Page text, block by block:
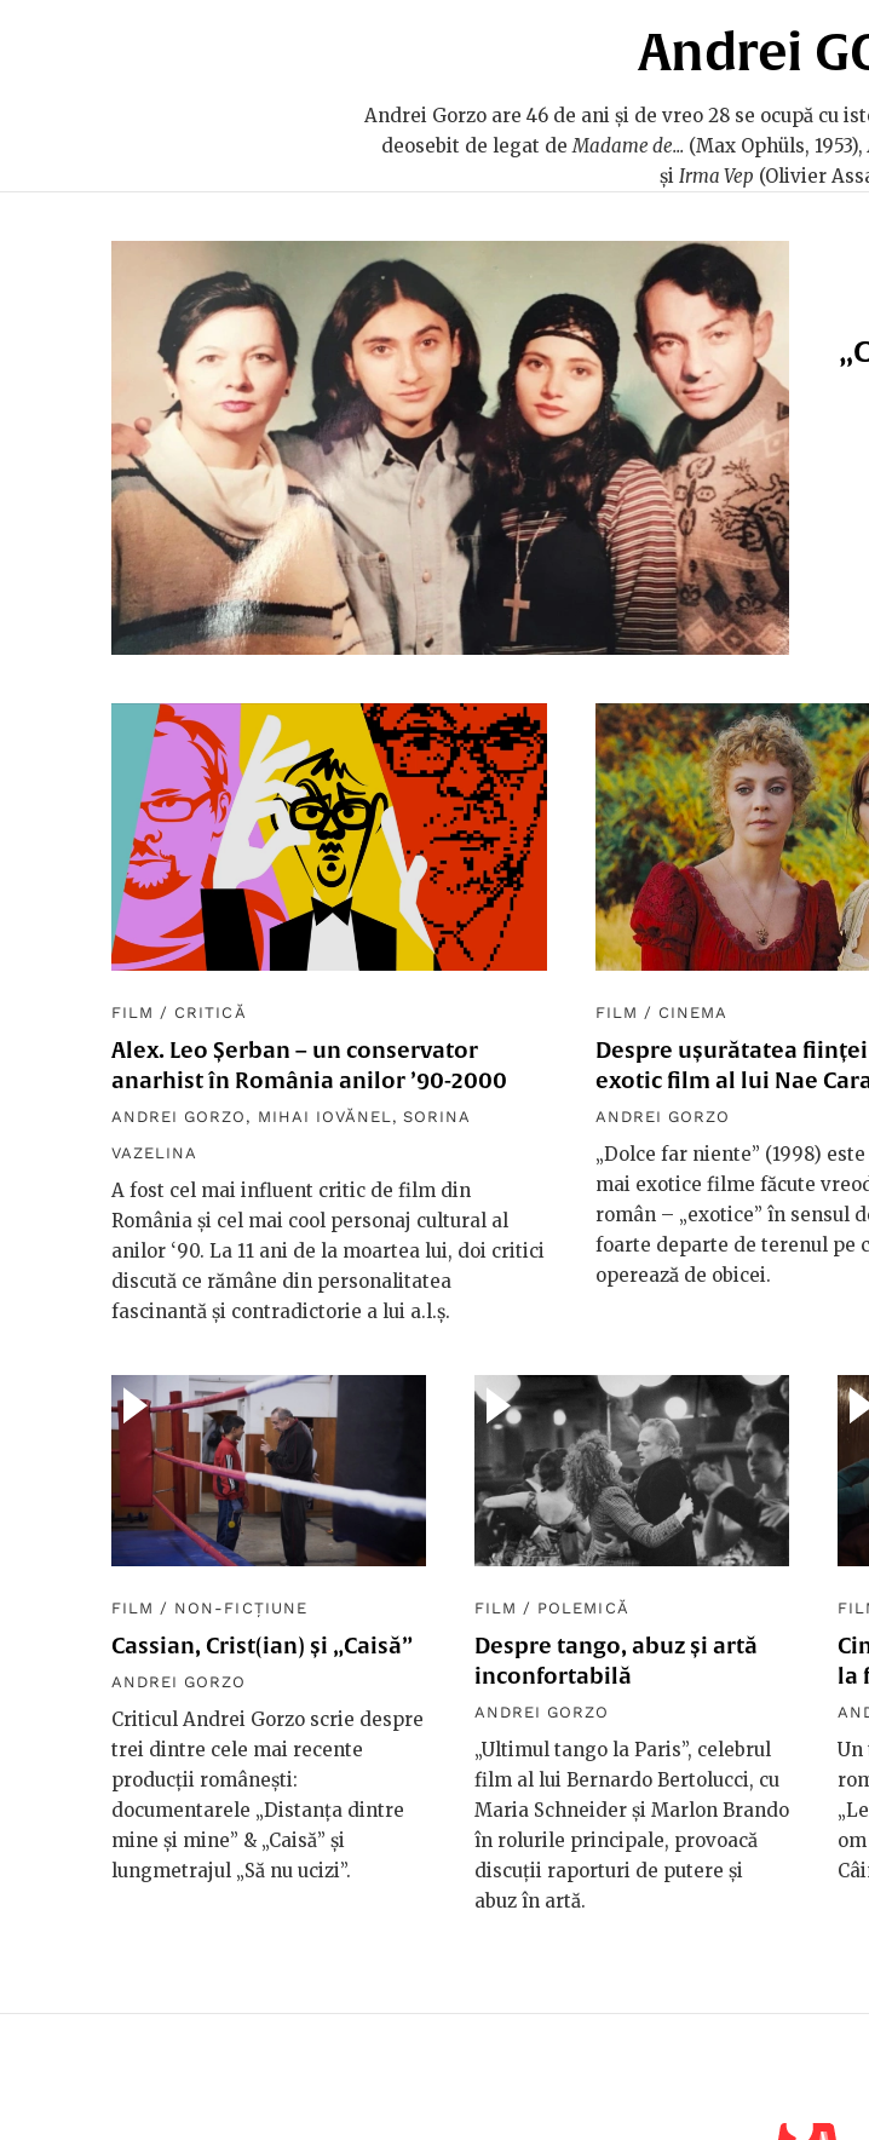
Andrei
Andrei Gorzo are 46 de ani și de vreo 28 se ocupă cu
deosebit de legat deMadame de... (Max Ophüls, 1953),
și Irma Vep (Olivier
FILM / CRITICĂ
Alex. Leo Șerban – un conservator
anarhist în România anilor ’90-2000
ANDREI GORZO , MIHAI IOVĂNEL ,SORINA
VAZELINA
A fost cel mai influent critic de film din
România și cel mai cool personaj cultural al
anilor ‘90. La 11 ani de la moartea lui, doi critici
discută ce rămâne din personalitatea
fascinantă și contradictorie a lui a.l.ș.
FILM / CINEMA
Despre ușurătatea
exotic film al lui Nae
ANDREI GORZO
„Dolce far niente” (1998)
mai exotice filme făcute
român – „exotice” în sensul
foarte departe de terenul pe
operează de obicei.
FILM / NON-FICȚIUNE
Cassian, Crist(ian) și „Caisă”
ANDREI GORZO
Criticul Andrei Gorzo scrie despre
trei dintre cele mai recente
producții românești:
documentarele „Distanța dintre
mine și mine” & „Caisă” și
lungmetrajul „Să nu ucizi”.
FILM / POLEMICĂ
Despre tango, abuz și artă
inconfortabilă
ANDREI GORZO
„Ultimul tango la Paris”, celebrul
film al lui Bernardo Bertolucci, cu
Maria Schneider și Marlon Brando
în rolurile principale, provoacă
discuții raporturi de putere și
abuz în artă.
la